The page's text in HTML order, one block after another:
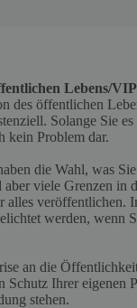
Lebens/
des öffentlichen
Solange Sie es
kein Problem dar.
die Wahl, was
viele Grenzen in
alles veröffentlichen.
werden, wenn
an die
Ihrer eigenen
stehen.